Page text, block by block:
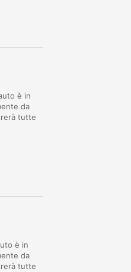
è in
da
tutte
è in
da
tutte